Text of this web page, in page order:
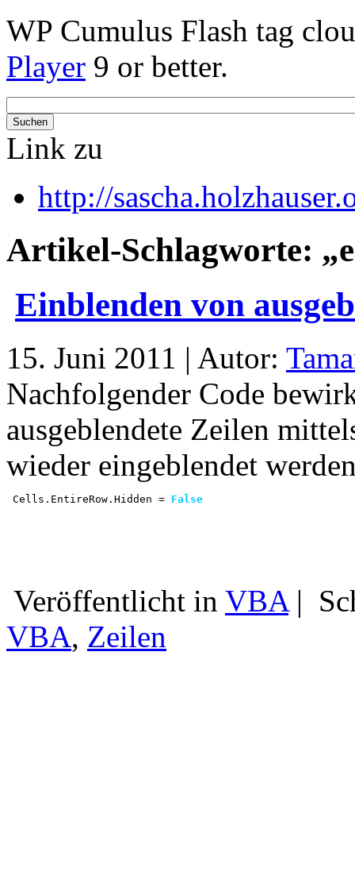
WP Cumulus Flash tag
Player 9 or better.
Link zu
http://
Artikel-Schlagworte:
Einblenden von
15. Juni 2011 | Autor:
Nachfolgender Code
ausgeblendete Zeilen
wieder eingeblendet
Cells.EntireRow.Hidden = False
Veröffentlicht in VBA |
VBA, Zeilen